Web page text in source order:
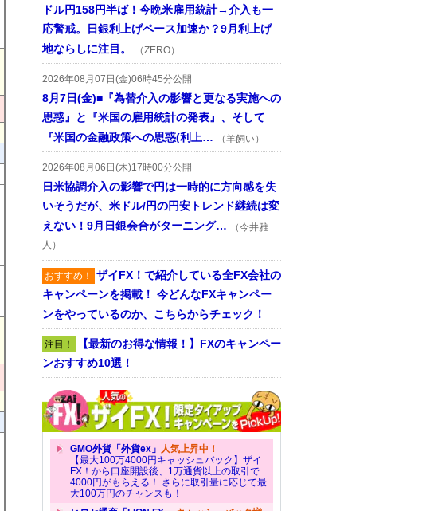
ドル円158円半ば！今晩米雇用統計→介入も一
応警戒。日銀利上げペース加速か？9月利上げ
地ならしに注目。
（ZERO）
2026年08月07日(金)06時45分公開
8月7日(金)■『為替介入の影響と更なる実施への
思惑』と『米国の雇用統計の発表』、そして
『米国の金融政策への思惑(利上…
（羊飼い）
2026年08月06日(木)17時00分公開
日米協調介入の影響で円は一時的に方向感を失
いそうだが、米ドル/円の円安トレンド継続は変
えない！9月日銀会合がターニング…
（今井雅
人）
おすすめ！ ザイFX！で紹介している全FX会社の
キャンペーンを掲載！ 今どんなFXキャンペー
ンをやっているのか、こちらからチェック！
注目！ 【最新のお得な情報！】FXのキャンペー
ンおすすめ10選！
GMO外貨「外貨ex」 人気上昇中！
【最大100万4000円キャッシュバック】ザイ
FX！から口座開設後、1万通貨以上の取引で
4000円がもらえる！ さらに取引量に応じて最
大100万円のチャンスも！